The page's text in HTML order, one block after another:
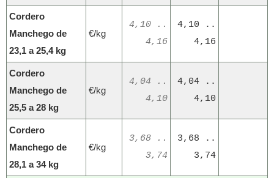
Cordero
Manchego de
23,1 a 25,4 kg
€/kg
4,10 ..
4,16
4,10 ..
4,16
Cordero
Manchego de
25,5 a 28 kg
€/kg
4,04 ..
4,10
4,04 ..
4,10
Cordero
Manchego de
28,1 a 34 kg
€/kg
3,68 ..
3,74
3,68 ..
3,74